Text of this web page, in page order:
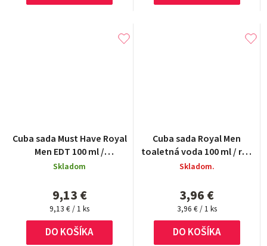
Cuba sada Must Have Royal
Men EDT 100 ml /
dezodorant 200 ml / as. 100
200 ml
Skladom
9,13 €
Jednotková
cena:
9,13 € / 1 ks
DO KOŠÍKA
Cuba sada Royal Men
toaletná voda 100 ml / roll
on 50 ml
Skladom.
3,96 €
Jednotková
cena:
3,96 € / 1 ks
DO KOŠÍKA